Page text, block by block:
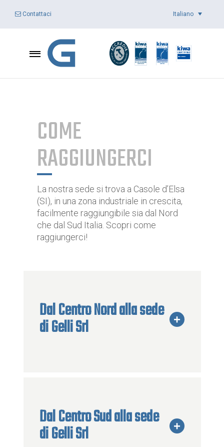
Contattaci Italiano
COME
RAGGIUNGERCI
La nostra sede si trova a Casole d’Elsa
(SI), in una zona industriale in crescita,
facilmente raggiungibile sia dal Nord
che dal Sud Italia. Scopri come
raggiungerci!
Dal Centro Nord alla sede
di Gelli Srl +
Dal Centro Sud alla sede
di Gelli Srl +